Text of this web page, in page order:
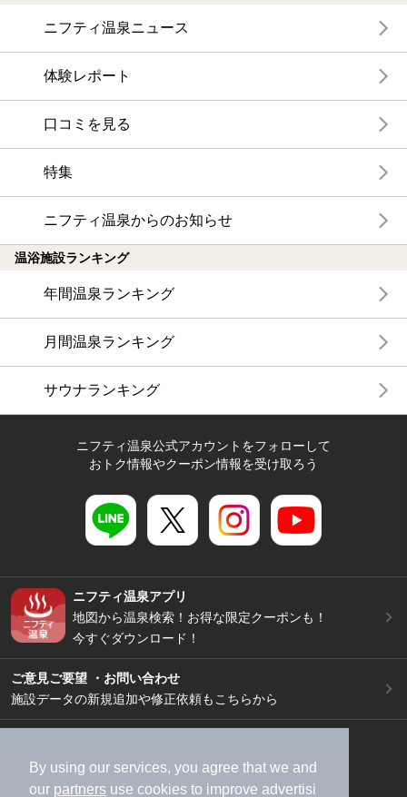
By using our services, you agree that we and
our partners use cookies to improve advertisi
ニフティ温泉ニュース
体験レポート
口コミを見る
特集
ニフティ温泉からのお知らせ
温浴施設ランキング
年間温泉ランキング
月間温泉ランキング
サウナランキング
ニフティ温泉公式アカウントをフォローして
おトク情報やクーポン情報を受け取ろう
ニフティ温泉アプリ
地図から温泉検索！お得な限定クーポンも！
今すぐダウンロード！
ご意見ご要望 ・お問い合わせ
施設データの新規追加や修正依頼もこちらから
加盟店募集（資料請求）
広告出稿のご案内
利用規約
ライフスタイルMEMBERS+規約